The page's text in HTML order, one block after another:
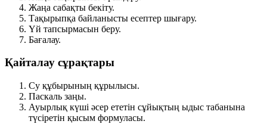
Жаңа сабақты бекіту.
Тақырыпқа байланысты есептер шығару.
Үй тапсырмасын беру.
Бағалау.
Қайталау сұрақтары
Су құбырының құрылысы.
Паскаль заңы.
Ауырлық күші әсер ететін сұйықтың ыдыс табанына
түсіретін қысым формуласы.